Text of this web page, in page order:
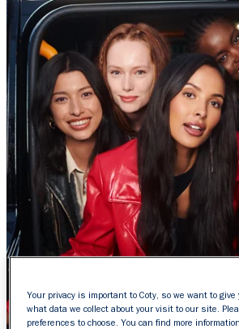
Your privacy is important to Coty, so we want to give
what data we collect about your visit to our site.
preferences to choose. You can find more